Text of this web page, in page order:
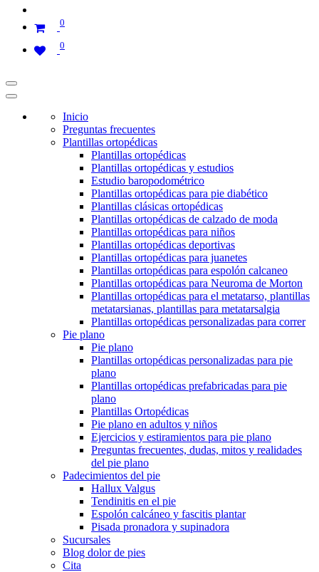
0
0
Inicio
Preguntas frecuentes
Plantillas ortopédicas
Plantillas ortopédicas
Plantillas ortopédicas y estudios
Estudio baropodométrico
Plantillas ortopédicas para pie diabético
Plantillas clásicas ortopédicas
Plantillas ortopédicas de calzado de moda
Plantillas ortopédicas para niños
Plantillas ortopédicas deportivas
Plantillas ortopédicas para juanetes
Plantillas ortopédicas para espolón calcaneo
Plantillas ortopédicas para Neuroma de Morton
Plantillas ortopédicas para el metatarso, plantillas
metatarsianas, plantillas para metatarsalgia
Plantillas ortopédicas personalizadas para correr
Pie plano
Pie plano
Plantillas ortopédicas personalizadas para pie
plano
Plantillas ortopédicas prefabricadas para pie
plano
Plantillas Ortopédicas
Pie plano en adultos y niños
Ejercicios y estiramientos para pie plano
Preguntas frecuentes, dudas, mitos y realidades
del pie plano
Padecimientos del pie
Hallux Valgus
Tendinitis en el pie
Espolón calcáneo y fascitis plantar
Pisada pronadora y supinadora
Sucursales
Blog dolor de pies
Cita